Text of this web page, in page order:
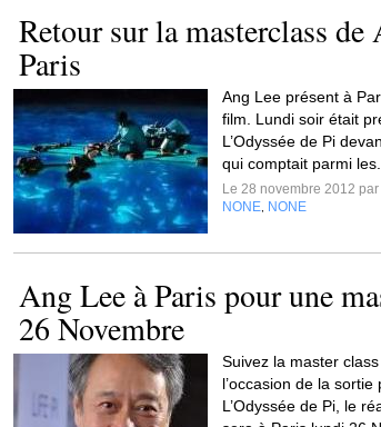
Retour sur la masterclass de
Paris
Ang Lee présent à
film. Lundi soir était
L’Odyssée de Pi
qui comptait parmi
Le 28 novembre 2012 par
NONE NONE
Ang Lee à Paris pour une
26 Novembre
Suivez la master
l’occasion de la sortie
L’Odyssée de Pi, le